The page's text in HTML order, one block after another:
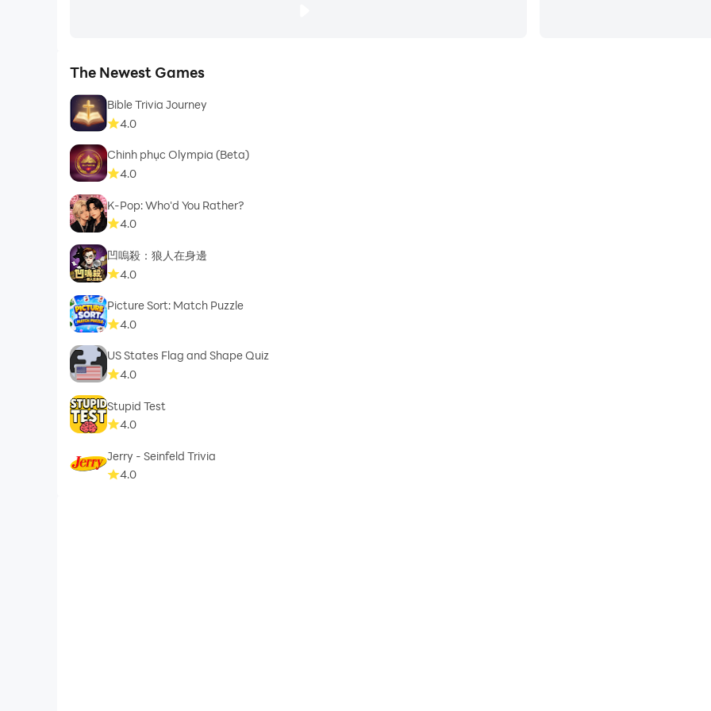
The Newest Games
Bible Trivia Journey
4.0
Chinh phục Olympia (Beta)
4.0
K-Pop: Who'd You Rather?
4.0
凹嗚殺：狼人在身邊
4.0
Picture Sort: Match Puzzle
4.0
US States Flag and Shape Quiz
4.0
Stupid Test
4.0
Jerry - Seinfeld Trivia
4.0